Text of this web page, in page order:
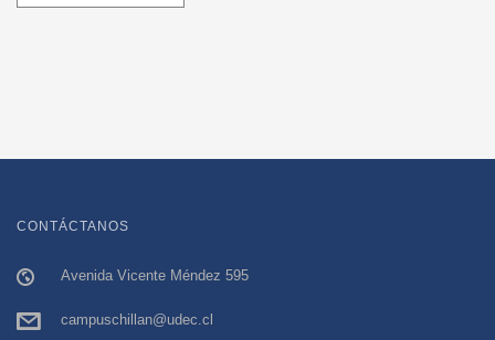
CONTÁCTANOS
Avenida Vicente Méndez 595
campuschillan@udec.cl